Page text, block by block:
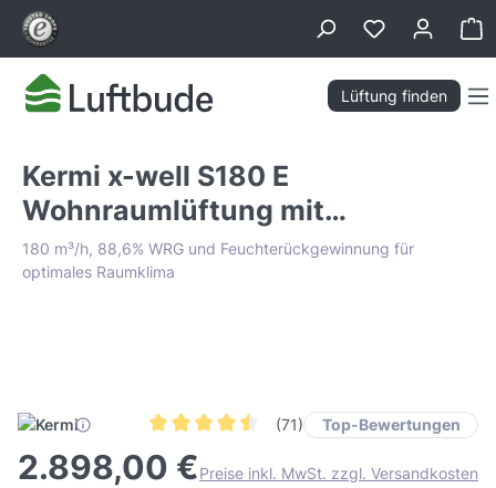
springen
Lüftung finden
Kermi x-well S180 E
Wohnraumlüftung mit
Wärmerückgewinnung
180 m³/h, 88,6% WRG und Feuchterückgewinnung für
optimales Raumklima
Tiefpreis Garantie (71) Top-Bewertungen
2.898,00 €Preise inkl. MwSt. zzgl. Versandkosten